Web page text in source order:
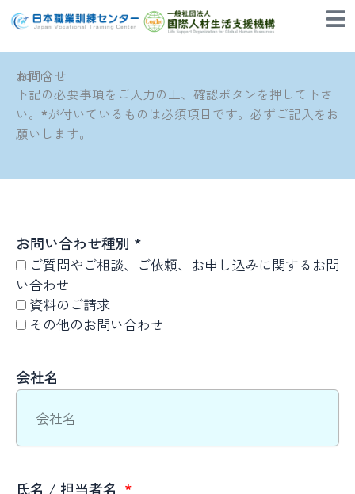
容
を
inquiry
お問合せ
下記の必要事項をご入力の上、確認ボタンを押して下さ
い。 *が付いているものは必須項目です。必ずご記入をお
願いします。
お問い合わせ種別 *
ご質問やご相談、ご依頼、お申し込みに関するお問
い合わせ
資料のご請求
その他のお問い合わせ
会社名
氏名 / 担当者名